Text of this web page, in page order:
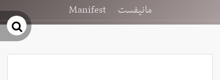
مانیفست
Manifest